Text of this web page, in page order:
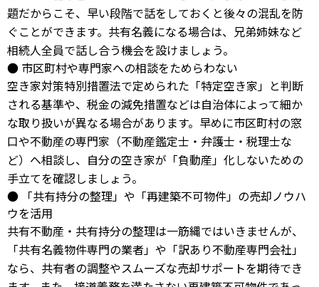
題だからこそ、早い段階で話をしておくと後々の混乱を防
ぐことができます。共有名義になる場合は、兄弟姉妹など
相続人全員で話し合う機会を設けましょう。
● 市区町村や専門家への相談をためらわない
空き家対策特別措置法で定められた「特定空き家」と判断
される基準や、税金の減免措置などは自治体によって細か
な取り扱いが異なる場合があります。早めに市区町村の窓
口や不動産の専門家（不動産鑑定士・弁護士・税理士な
ど）へ相談し、自分の空き家が「負動産」化しないための
手立てを確認しましょう。
● 「共有持分の整理」や「再建築不可物件」の売却ノウハ
ウを活用
共有不動産・共有持分の整理は一筋縄ではいきませんが、
「共有名義物件専門の業者」や「訳あり不動産専門会社」
なら、共有者の調整やスムーズな売却サポートを期待でき